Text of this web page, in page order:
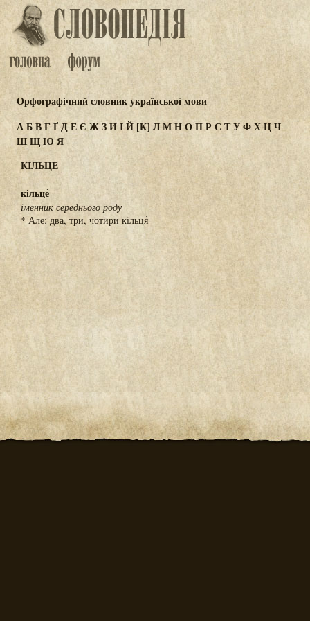
Орфографічний словник української мови
АБВГҐДЕЄ ЖЗИІЙ [К] ЛМНОПР СТУФХЦЧ
ШЩЮЯ
КІЛЬЦЕ
кільце́
іменник середнього роду
* Але: два, три, чотири кільця́